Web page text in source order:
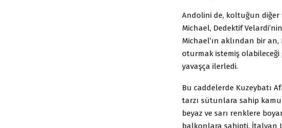
Andolini de, koltuğun
Michael, Dedektif
Michael’ın aklından bir
oturmak istemiş olabileceği
yavaşça ilerledi.
Bu caddelerde Kuzeybatı
tarzı sütunlara sahip
beyaz ve sarı renklere
balkonlara sahipti. İtalyan